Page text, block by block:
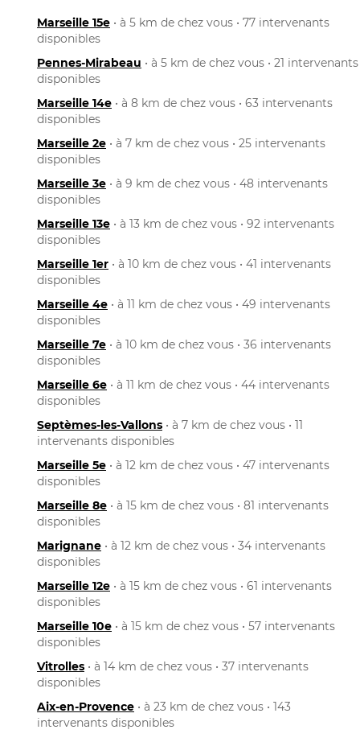
Marseille 15e • à 5 km de chez vous • 77 intervenants
disponibles
Pennes-Mirabeau • à 5 km de chez vous • 21 intervenants
disponibles
Marseille 14e • à 8 km de chez vous • 63 intervenants
disponibles
Marseille 2e • à 7 km de chez vous • 25 intervenants
disponibles
Marseille 3e • à 9 km de chez vous • 48 intervenants
disponibles
Marseille 13e • à 13 km de chez vous • 92 intervenants
disponibles
Marseille 1er • à 10 km de chez vous • 41 intervenants
disponibles
Marseille 4e • à 11 km de chez vous • 49 intervenants
disponibles
Marseille 7e • à 10 km de chez vous • 36 intervenants
disponibles
Marseille 6e • à 11 km de chez vous • 44 intervenants
disponibles
Septèmes-les-Vallons • à 7 km de chez vous • 11
intervenants disponibles
Marseille 5e • à 12 km de chez vous • 47 intervenants
disponibles
Marseille 8e • à 15 km de chez vous • 81 intervenants
disponibles
Marignane • à 12 km de chez vous • 34 intervenants
disponibles
Marseille 12e • à 15 km de chez vous • 61 intervenants
disponibles
Marseille 10e • à 15 km de chez vous • 57 intervenants
disponibles
Vitrolles • à 14 km de chez vous • 37 intervenants
disponibles
Aix-en-Provence • à 23 km de chez vous • 143
intervenants disponibles